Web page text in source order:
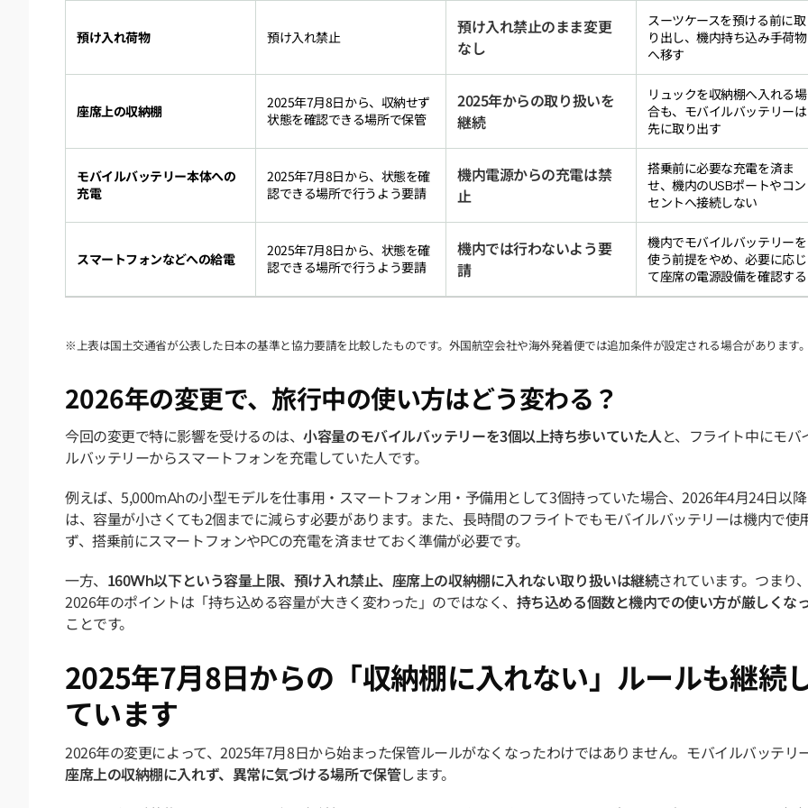
預け入れ荷物 預け入れ禁止
預け入れ禁止のまま変更
なし
スーツケースを預ける前に取
り出し、機内持ち込み手荷物
へ移す
座席上の収納棚
2025年7月8日から、収納せず
状態を確認できる場所で保管
2025年からの取り扱いを
継続
リュックを収納棚へ入れる場
合も、モバイルバッテリーは
先に取り出す
モバイルバッテリー本体への
充電
2025年7月8日から、状態を確
認できる場所で行うよう要請
機内電源からの充電は禁
止
搭乗前に必要な充電を済ま
せ、機内のUSBポートやコン
セントへ接続しない
スマートフォンなどへの給電
2025年7月8日から、状態を確
認できる場所で行うよう要請
機内では行わないよう要
請
機内でモバイルバッテリーを
使う前提をやめ、必要に応じ
て座席の電源設備を確認する
※上表は国土交通省が公表した日本の基準と協力要請を比較したものです。外国航空会社や海外発着便では追加条件が設定される場合があります
2026年の変更で、旅行中の使い方はどう変わる？
今回の変更で特に影響を受けるのは、小容量のモバイルバッテリーを3個以上持ち歩いていた人と、フライト中にモバ
ルバッテリーからスマートフォンを充電していた人です。
例えば、5,000mAhの小型モデルを仕事用・スマートフォン用・予備用として3個持っていた場合、2026年4月24日以降
は、容量が小さくても2個までに減らす必要があります。また、長時間のフライトでもモバイルバッテリーは機内で使
ず、搭乗前にスマートフォンやPCの充電を済ませておく準備が必要です。
一方、 160Wh以下という容量上限、預け入れ禁止、座席上の収納棚に入れない取り扱いは継続されています。つまり
2026年のポイントは「持ち込める容量が大きく変わった」のではなく、 持ち込める個数と機内での使い方が厳しくな
ことです。
2025年7月8日からの「収納棚に入れない」ルールも継続
ています
2026年の変更によって、2025年7月8日から始まった保管ルールがなくなったわけではありません。モバイルバッテリ
座席上の収納棚に入れず、異常に気づける場所で保管します。